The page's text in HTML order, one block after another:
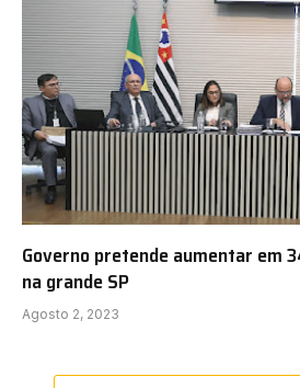
Governo pretende aumentar em
na grande SP
Agosto 2, 2023